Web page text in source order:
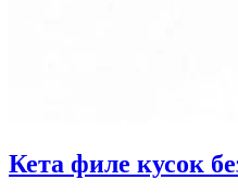
Кета филе кусок